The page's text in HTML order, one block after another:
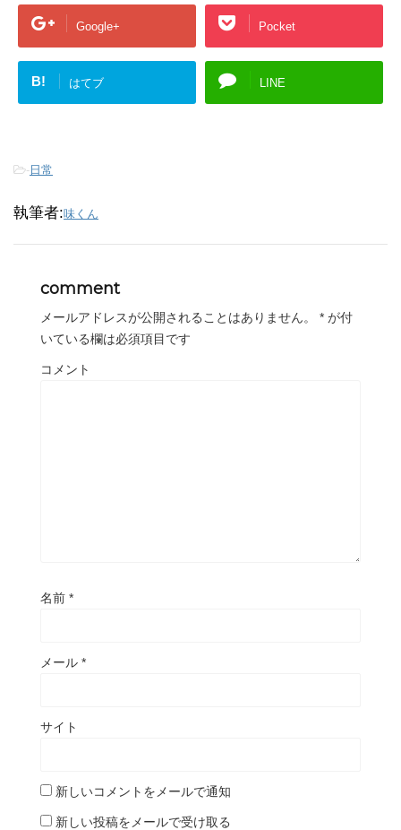
Google+ Pocket
B! はてブ LINE
- 日常
執筆者:味くん
comment
メールアドレスが公開されることはありません。 * が付
いている欄は必須項目です
コメント
名前 *
メール *
サイト
新しいコメントをメールで通知
新しい投稿をメールで受け取る